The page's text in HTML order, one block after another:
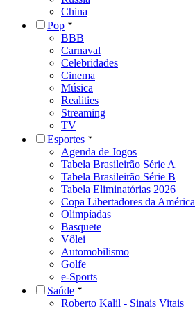
China
Pop
BBB
Carnaval
Celebridades
Cinema
Música
Realities
Streaming
TV
Esportes
Agenda de Jogos
Tabela Brasileirão Série A
Tabela Brasileirão Série B
Tabela Eliminatórias 2026
Copa Libertadores da América
Olimpíadas
Basquete
Vôlei
Automobilismo
Golfe
e-Sports
Saúde
Roberto Kalil - Sinais Vitais